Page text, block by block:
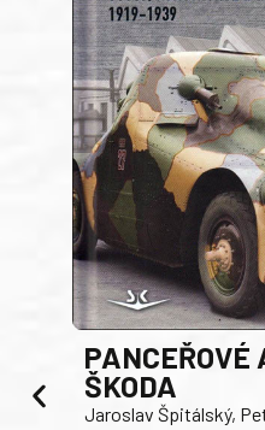
PANCEŘOVÉ
ŠKODA
Jaroslav Špitálský,